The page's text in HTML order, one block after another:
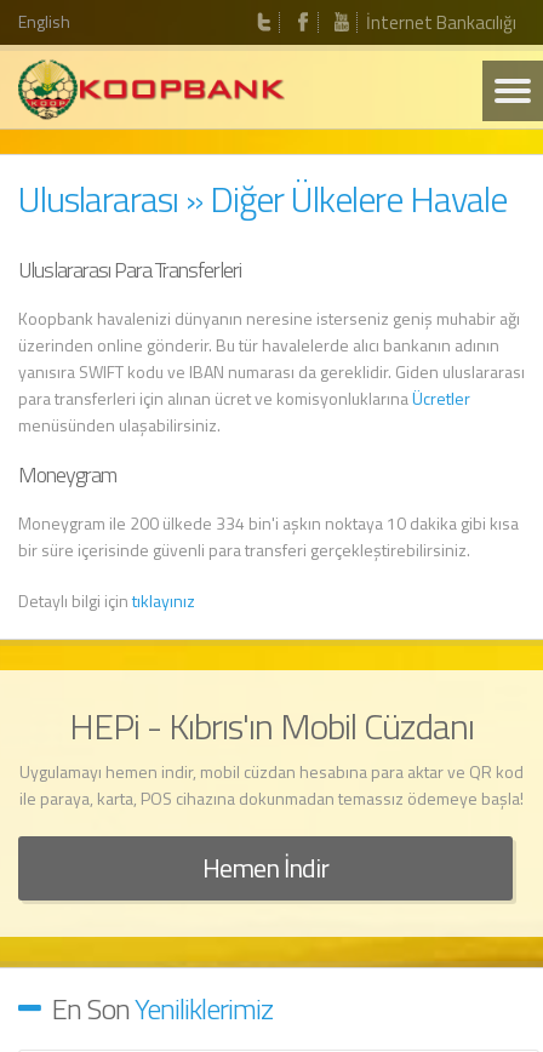
English İnternet Bankacılığı
Uluslararası » Diğer Ülkelere Havale
Uluslararası Para Transferleri
Koopbank havalenizi dünyanın neresine isterseniz geniş muhabir ağı
üzerinden online gönderir. Bu tür havalelerde alıcı bankanın adının
yanısıra SWIFT kodu ve IBAN numarası da gereklidir. Giden uluslararası
para transferleri için alınan ücret ve komisyonluklarınaÜcretler
menüsünden ulaşabilirsiniz.
Moneygram
Moneygram ile 200 ülkede 334 bin'i aşkın noktaya 10 dakika gibi kısa
bir süre içerisinde güvenli para transferi gerçekleştirebilirsiniz.
Detaylı bilgi içintıklayınız
HEPi - Kıbrıs'ın Mobil Cüzdanı
Uygulamayı hemen indir, mobil cüzdan hesabına para aktar ve QR kod
ile paraya, karta, POS cihazına dokunmadan temassız ödemeye başla!
Hemen İndir
En SonYeniliklerimiz